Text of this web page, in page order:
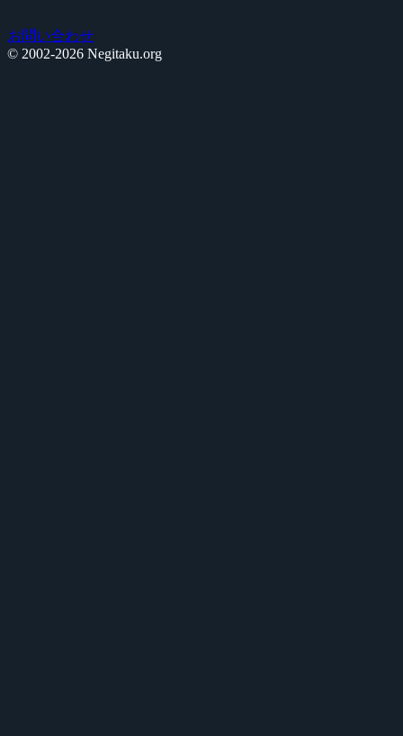
お問い合わせ
© 2002-2026 Negitaku.org